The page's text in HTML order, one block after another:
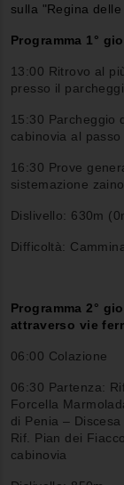
sulla "Regina
Programma 1°
13:00 Ritrovo al
presso il
15:30 Parcheggio
cabinovia al
16:30 Prove
sistemazione
Dislivello: 630m
Difficoltà:
Programma 2°
attraverso vie
06:00 Colazione
06:30 Partenza:
Forcella
di Penia –
Rif. Pian dei
cabinovia